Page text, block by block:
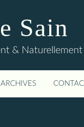
Sain
& Naturellement
ARCHIVES